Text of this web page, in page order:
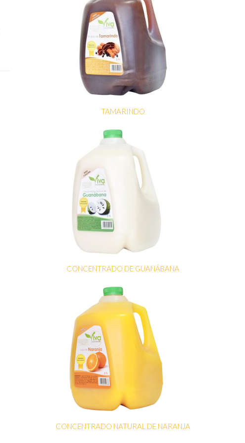
TAMARINDO
CONCENTRADO DE GUANÁBANA
CONCENTRADO NATURAL DE NARANJA